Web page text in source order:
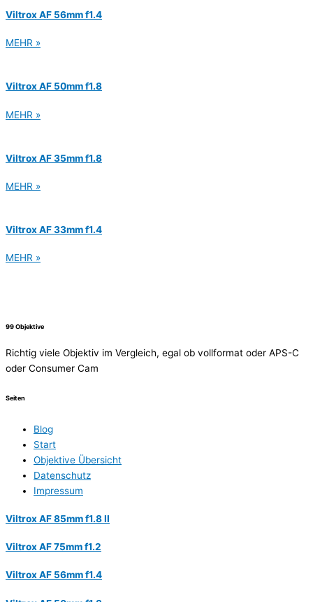
Viltrox AF 56mm f1.4
MEHR »
Viltrox AF 50mm f1.8
MEHR »
Viltrox AF 35mm f1.8
MEHR »
Viltrox AF 33mm f1.4
MEHR »
99 Objektive
Richtig viele Objektiv im Vergleich, egal ob vollformat oder APS-C
oder Consumer Cam
Seiten
Blog
Start
Objektive Übersicht
Datenschutz
Impressum
Viltrox AF 85mm f1.8 II
Viltrox AF 75mm f1.2
Viltrox AF 56mm f1.4